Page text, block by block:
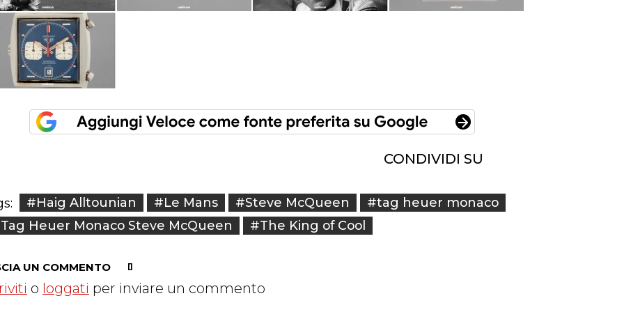
CONDIVIDI SU
#Haig Alltounian #Le Mans #Steve McQueen
#tag heuer monaco
Heuer Monaco Steve McQueen
#The King of Cool
UN COMMENTO
o loggati per inviare un commento